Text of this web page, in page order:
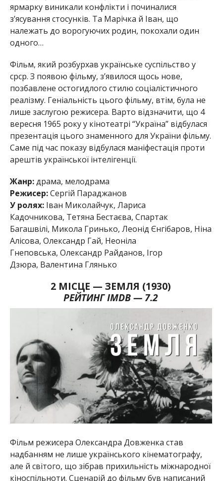
ярмарку виникали конфлікти і починалися
з’ясування стосунків. Та Марічка й Іван, що
належать до ворогуючих родин, покохали один
одного…
Фільм, який розбурхав українське суспільство у
срср. З появою фільму, з’явилося щось нове,
позбавлене остогидлого стилю соціалістичного
реалізму. Геніальність цього фільму, втім, була не
лише заслугою режисера. Варто відзначити, що 4
вересня 1965 року у кінотеатрі “Україна” відбулася
презентація цього знаменного для України фільму.
Саме під час показу відбулася маніфестація проти
арештів української інтелігенції.
Жанр:драма, мелодрама
Режисер:Сергій Параджанов
У ролях:Іван Миколайчук, Лариса
Кадочникова, Тетяна Бестаєва, Спартак
Багашвілі, Микола Гринько, Леонід Єнгібаров, Ніна
Алісова, Олександр Гай, Неоніла
Гнеповська, Олександр Райданов, Ігор
Дзюра, Валентина Глянько
2 МІСЦЕ — ЗЕМЛЯ (1930)
РЕЙТИНГ IMDB — 7.2
Фільм режисера Олександра Довженка став
надбанням не лише українського кінематографу,
але й світого, що зібрав прихильність міжнародної
кіноспільноти. Сценарій до фільму був написаний